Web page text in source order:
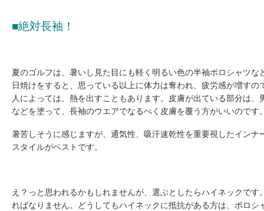
■絶対長袖！
夏のゴルフは、暑いし見た目にも軽く明るい色の半袖ポロシャツな
日焼けをすると、思っている以上に体力は奪われ、疲労感が増すの
人によっては、熱を出すこともあります。皮膚が出ている部分は
などを塗って、長袖のウエアでなるべく皮膚を覆う方がいいのです
暑苦しそうに感じますが、通気性、吸汗速乾性を重要視したインナ
スタイルがベストです。
え？っと思われるかもしれませんが、選ぶとしたらハイネックで
ればなりません。どうしてもハイネックに抵抗がある方は、ポロシ